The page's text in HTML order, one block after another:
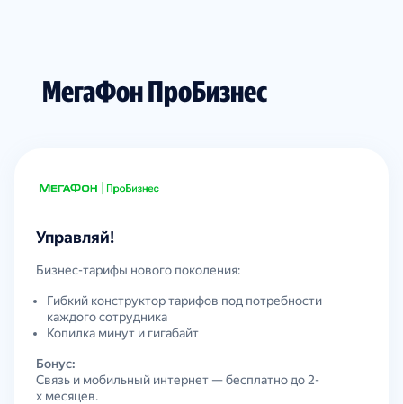
МегаФон ПроБизнес
Управляй!
Бизнес-тарифы нового поколения:
Гибкий конструктор тарифов под потребности
каждого сотрудника
Копилка минут и гигабайт
Бонус:
Связь и мобильный интернет — бесплатно до 2-
х месяцев.